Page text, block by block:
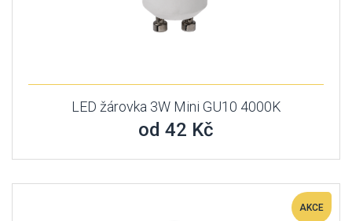
LED žárovka 3W Mini GU10 4000K
od 42 Kč
AKCE